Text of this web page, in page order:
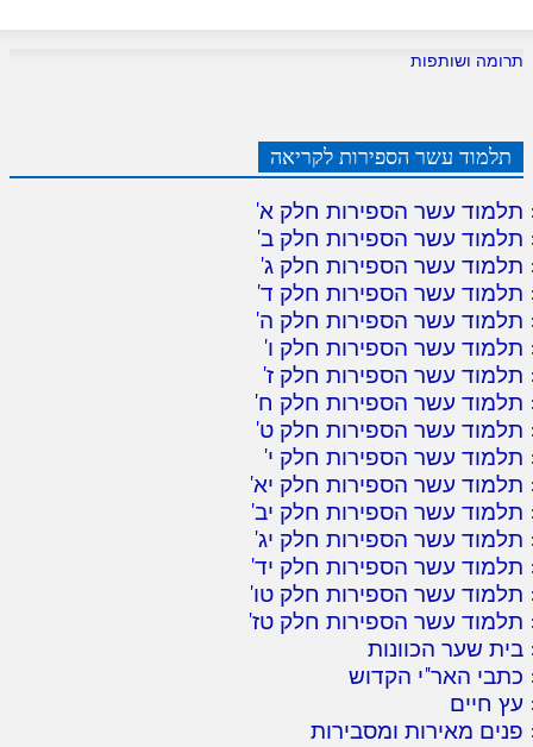
תרומה ושותפות
תלמוד עשר הספירות לקריאה
תלמוד עשר הספירות חלק א'
תלמוד עשר הספירות חלק ב'
תלמוד עשר הספירות חלק ג'
תלמוד עשר הספירות חלק ד'
תלמוד עשר הספירות חלק ה'
תלמוד עשר הספירות חלק ו'
תלמוד עשר הספירות חלק ז'
תלמוד עשר הספירות חלק ח'
תלמוד עשר הספירות חלק ט'
תלמוד עשר הספירות חלק י'
תלמוד עשר הספירות חלק יא'
תלמוד עשר הספירות חלק יב'
תלמוד עשר הספירות חלק יג'
תלמוד עשר הספירות חלק יד'
תלמוד עשר הספירות חלק טו'
תלמוד עשר הספירות חלק טז'
בית שער הכוונות
כתבי האר"י הקדוש
עץ חיים
פנים מאירות ומסבירות